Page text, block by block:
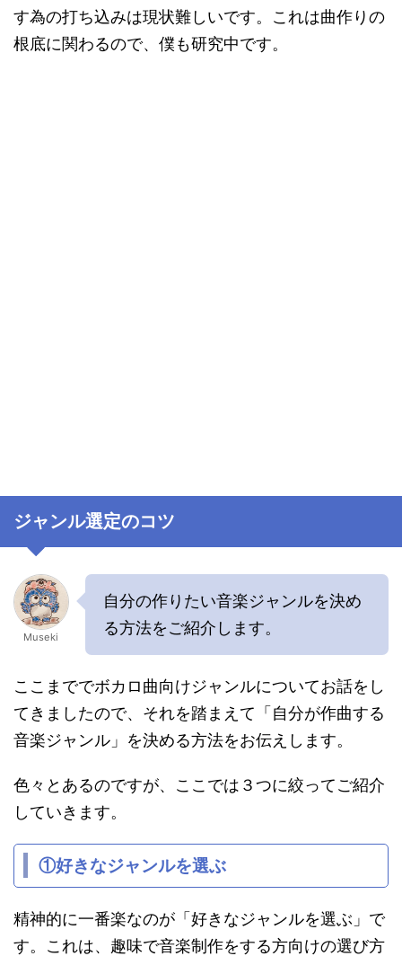
す為の打ち込みは現状難しいです。これは曲作りの
根底に関わるので、僕も研究中です。
ジャンル選定のコツ
Museki
自分の作りたい音楽ジャンルを決め
る方法をご紹介します。
ここまででボカロ曲向けジャンルについてお話をし
てきましたので、それを踏まえて「自分が作曲する
音楽ジャンル」を決める方法をお伝えします。
色々とあるのですが、ここでは３つに絞ってご紹介
していきます。
①好きなジャンルを選ぶ
精神的に一番楽なのが「好きなジャンルを選ぶ」で
す。これは、趣味で音楽制作をする方向けの選び方